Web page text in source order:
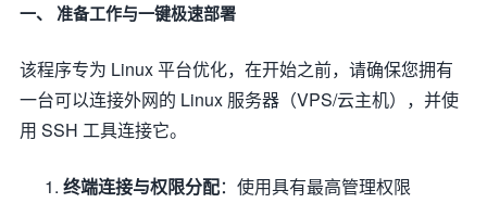
一、 准备工作与一键极速部署
该程序专为 Linux 平台优化，在开始之前，请确保您拥有
一台可以连接外网的 Linux 服务器（VPS/云主机），并使
用 SSH 工具连接它。
终端连接与权限分配：使用具有最高管理权限